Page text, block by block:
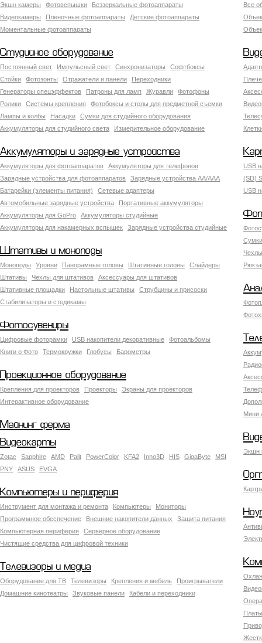
Экшн камеры
Фотовспышки
Беззеркальные фотоаппараты
Видеокамеры
Пленочные фотоаппараты
Детские фотоаппараты
Моментальные фотоаппараты
Все
Студийное оборудование
Постоянный свет Импульсный свет Синхронизаторы
Софтбоксы
Стойки
Фотозонты Отражатели и панели
Переходники
Генераторы спецэффектов
Патроны для ламп Журавли
Фотофоны
Ролики
Системы крепления
Фотобоксы и столы для предметной съемки
Лампы и колбы
Насадки
Сумки для студийного оборудования
Аккумуляторы для студийного света
Измерительное оборудование
Аккумуляторы и зарядные устройства
Аккумуляторы для фотоаппаратов
Аккумуляторы для телефонов
Зарядные устройства для фотоаппаратов
Зарядные устройства AA/AAA
Батарейки (элементы питания)
Сетевые адаптеры
Автомобильные зарядные устройства
Портативные аккумуляторы
Аккумуляторы для GoPro
Аккумуляторы студийные
Аккумуляторы для накамерных вспышек
Зарядные устройства студийные
USB
(SD)
USB
Штативы и моноподы
Моноподы Уровни Панорамные головы Штативные головы
Слайдеры
Штативы
Чехлы для штативов
Аксессуары для штативов
Штативные площадки
Настольные штативы
Струбцины и присоски
Стабилизаторы и стедикамы
Фотосувениры
Цифровые фоторамки USB накопители декоративные
Фотоальбомы
Книги о Фото
Термокружки Глобусы Барометры
Мини
Проекционное оборудование
Крепления для проекторов Проекторы
Экраны для проекторов
Интерактивное оборудование
Майнинг ферма
Экшн
Видеокарты
Zotac Sapphire AMD Palit PowerColor KFA2 Inno3D HIS GigaByte
MSI
PNY
ASUS EVGA
Компьютеры и периферия
Инструмент для монтажа и ремонта Компьютеры
Мониторы
Программное обеспечение
Внешние накопители данных
Защита питания
Компьютерная периферия
Серверное оборудование
Чистящие средства для цифровой техники
Телевизоры и медиа
Оборудование для ТВ Телевизоры Крепления и мебель
Проигрыватели
Домашние кинотеатры
Звуковые панели Кабели и переходники